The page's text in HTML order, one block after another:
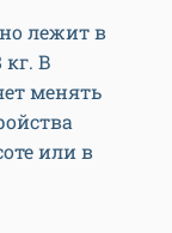
лежит в
кг. В
менять
или в